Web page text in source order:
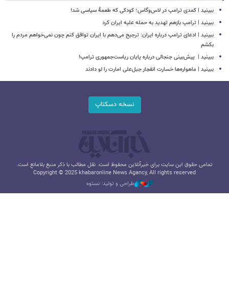
ببینید | کمدی ترامپ در لاس‌وگاس؛ کودکی که طعمۀ سیاسی شد!
ببینید | ترامپ بازهم تهدید به حمله علیه ایران کرد
ببینید | ادعای ترامپ درباره ایران: ترجیح می‌دهم با ایران توافق کنم چون نمی‌خواهم مردم را
بکشم
ببینید | ‏ پیش‌بینی جنجالی درباره پایان ریاست‌جمهوری ترامپ!
ببینید | ماهواره‌ها خسارت انفجار جبل‌علی امارت را لو دادند
نسخه دسکتاپ
تمامی حقوق این سایت برای خبرآنلاین محفوظ است. نقل مطالب با ذکر منبع بلامانع است.
Copyright © 2025 khabaronline News Agancy, All rights reserved
طراحی و تولید: نستوه